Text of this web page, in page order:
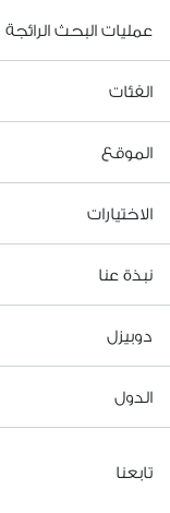
عمليات البحث الرائجة
الفئات
الموقع
الاختيارات
نبذة عنا
دوبيزل
الدول
تابعنا